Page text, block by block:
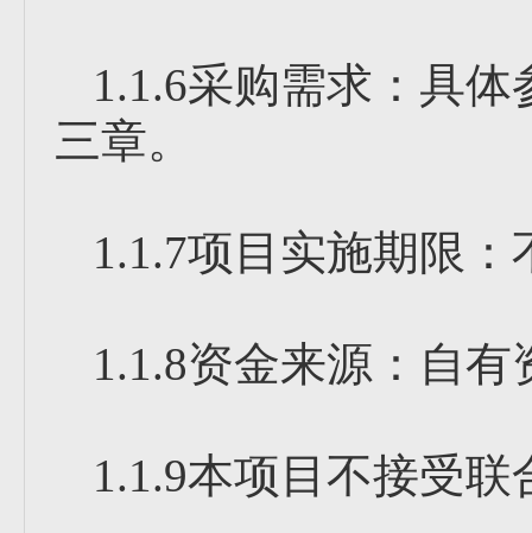
1.1.6采购需求：具
三章。
1.1.7项目实施期限：
1.1.8资金来源：自有
1.1.9本项目不接受联